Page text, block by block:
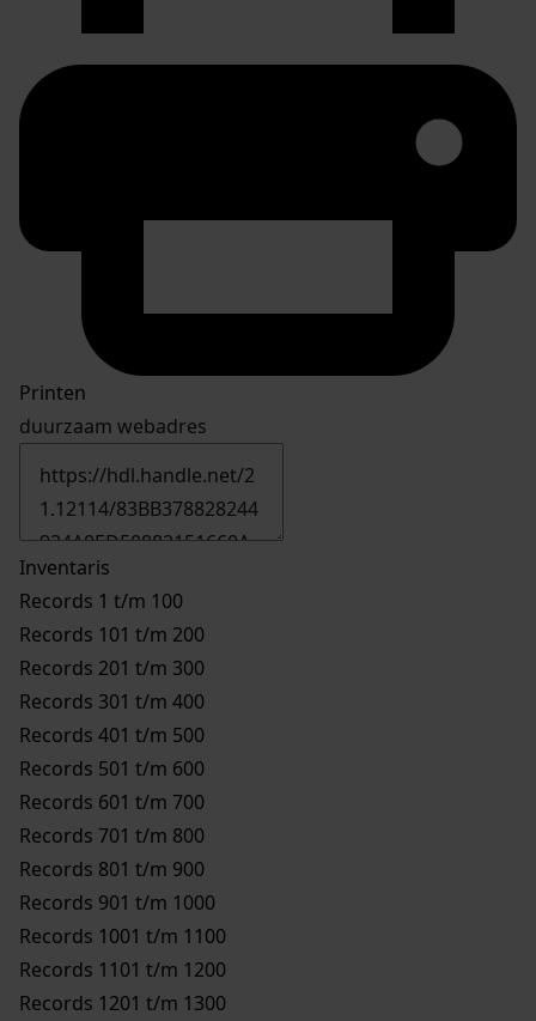
Printen
duurzaam webadres
Inventaris
Records 1 t/m 100
Records 101 t/m 200
Records 201 t/m 300
Records 301 t/m 400
Records 401 t/m 500
Records 501 t/m 600
Records 601 t/m 700
Records 701 t/m 800
Records 801 t/m 900
Records 901 t/m 1000
Records 1001 t/m 1100
Records 1101 t/m 1200
Records 1201 t/m 1300